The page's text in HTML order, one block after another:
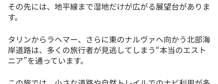
その先には、地平線まで湿地だけが広がる展望台がありま
す。
タリンからラヘマー、さらに東のナルヴァへ向かう北部海
岸道路は、多くの旅行者が見逃してしまう“本当のエスト
ニア”を通っています。